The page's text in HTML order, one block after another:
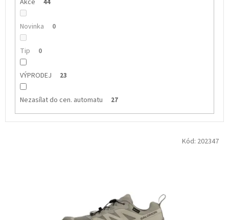
Akce 44
Novinka 0
Tip 0
VÝPRODEJ 23
Nezasílat do cen. automatu 27
Kód: 202347